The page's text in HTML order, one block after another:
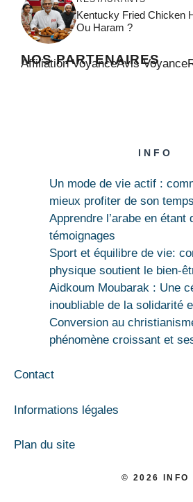
Kentucky Fried Chicken
Ou Haram ?
NOS PARTENAIRES
Affiliation VoyanceAvis Voyance
INFO
Un mode de vie actif :
mieux profiter de son
Apprendre l’arabe en étant
témoignages
Sport et équilibre de vie:
physique soutient le bien-
Aidkoum Moubarak : Une
inoubliable de la solidarité
Conversion au
phénomène croissant et
Contact
Informations légales
Plan du site
© 2026 INFO